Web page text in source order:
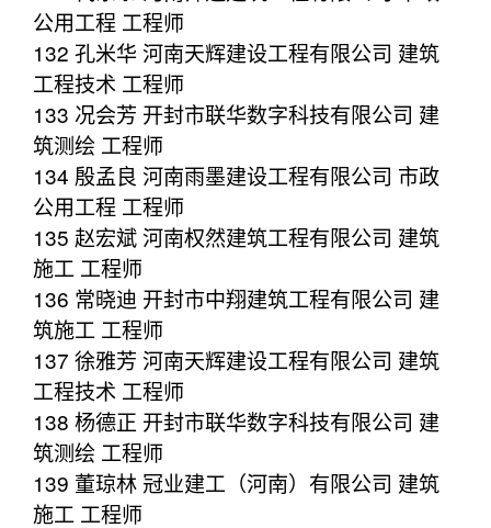
公用工程 工程师
132 孔米华 河南天辉建设工程有限公司 建筑
工程技术 工程师
133 况会芳 开封市联华数字科技有限公司 建
筑测绘 工程师
134 殷孟良 河南雨墨建设工程有限公司 市政
公用工程 工程师
135 赵宏斌 河南权然建筑工程有限公司 建筑
施工 工程师
136 常晓迪 开封市中翔建筑工程有限公司 建
筑施工 工程师
137 徐雅芳 河南天辉建设工程有限公司 建筑
工程技术 工程师
138 杨德正 开封市联华数字科技有限公司 建
筑测绘 工程师
139 董琼林 冠业建工（河南）有限公司 建筑
施工 工程师